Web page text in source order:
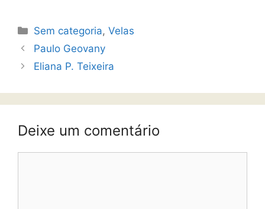
Sem categoria,Velas
Paulo Geovany
Eliana P. Teixeira
Deixe um comentário